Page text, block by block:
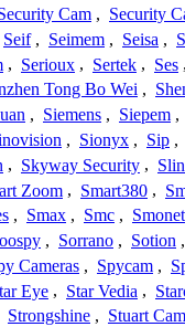
Cam , Security
Seif , Seimem , Seisa ,
, Serioux , Sertek , Ses ,
Tong Bo Wei ,
, Siemens , Siepem ,
, Sionyx , Sip ,
, Skyway Security ,
Zoom , Smart380 ,
, Smax , Smc , Smonet
, Sorrano , Sotion ,
Cameras , Spycam ,
Eye , Star Vedia ,
Strongshine , Stuart Cam